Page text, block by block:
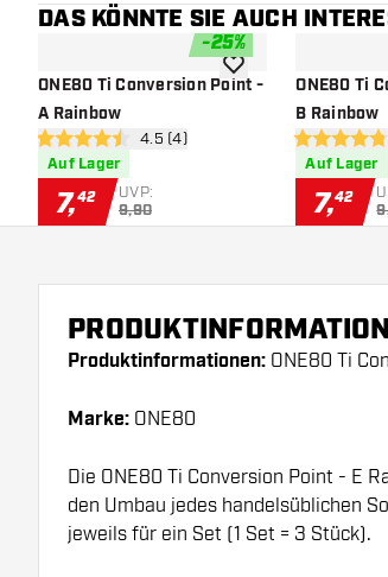
DAS KÖNNTE SIE AUCH
-25%
ONE80 Ti Conversion Point -
A Rainbow
Bewertungsbereich öffnen
4.5 Bewertungssterne
4.5 (4)
Auf Lager
7,42 UVP:
9,90
Zur Wunschliste
ONE80 Ti
B Rainbow
4.8
Auf Lager
7,42
Produktinformationen: ONE80 Ti
Marke: ONE80
Die ONE80 Ti Conversion Point - E
den Umbau jedes handelsüblichen
jeweils für ein Set (1 Set = 3 Stück).